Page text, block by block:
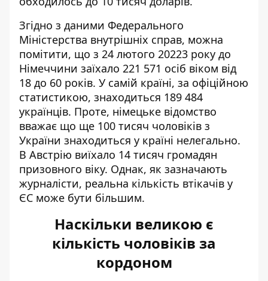
Згідно з даними Федерального
Міністерства внутрішніх справ, можна
помітити, що з 24 лютого 20223 року до
Німеччини заїхало 221 571 осіб віком від
18 до 60 років. У самій країні, за офіційною
статистикою, знаходиться 189 484
українців. Проте, німецьке відомство
вважає що ще 100 тисяч чоловіків з
України знаходиться у країні нелегально.
В Австрію виїхало 14 тисяч громадян
призовного віку. Однак, як зазначають
журналісти, реальна кількість втікачів у
ЄС може бути більшим.
Наскільки великою є
кількість чоловіків за
кордоном